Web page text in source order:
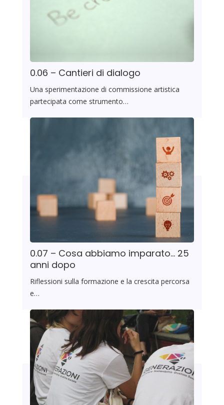
0.06 – Cantieri di dialogo
Una sperimentazione di commissione artistica
partecipata come strumento…
0.07 – Cosa abbiamo imparato… 25
anni dopo
Riflessioni sulla formazione e la crescita percorsa
e…